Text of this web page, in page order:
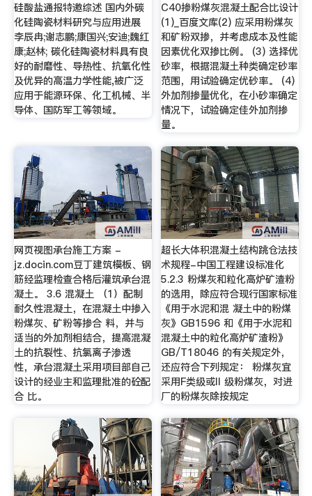
硅酸盐通报特邀综述 国内外碳
化硅陶瓷材料研究与应用进展
李辰冉;谢志鹏;康国兴;安迪;魏红
康;赵林; 碳化硅陶瓷材料具有良
好的耐磨性、导热性、抗氧化性
及优异的高温力学性能,被广泛
应用于能源环保、化工机械、半
导体、国防军工等领域。
C40掺粉煤灰混凝土配合比设计
(1)_百度文库(2) 应采用粉煤灰
和矿粉双掺，并考虑成本及性能
因素优化双掺比例。 (3) 选择优
砂率，根据混凝土种类确定砂率
范围，用试验确定优砂率。 (4)
外加剂掺量优化，在小砂率确定
情况下，试验确定佳外加剂掺
量。
网页视图承台施工方案 -
jz.docin.com豆丁建筑模板、钢
筋经监理检查合格后灌筑承台混
凝土。 3.6 混凝土 （1）配制
耐久性混凝土，在混凝土中掺入
粉煤灰、矿粉等掺合 料，并与
适当的外加剂相结合，提高混凝
土的抗裂性、抗氯离子渗透
性，承台混凝土采用项目部自己
设计的经业主和监理批准的砼配
合 比。
超长大体积混凝土结构跳仓法技
术规程-中国工程建设标准化
5.2.3 粉煤灰和粒化高炉矿渣粉
的选用，除应符合现行国家标准
《用于水泥和混 凝土中的粉煤
灰》GB1596 和《用于水泥和
混凝土中的粒化高炉矿渣粉》
GB/T18046 的有关规定外，
还应符合下列规定： 粉煤灰宜
采用F类级或II 级粉煤灰，对进
厂的粉煤灰除按规定